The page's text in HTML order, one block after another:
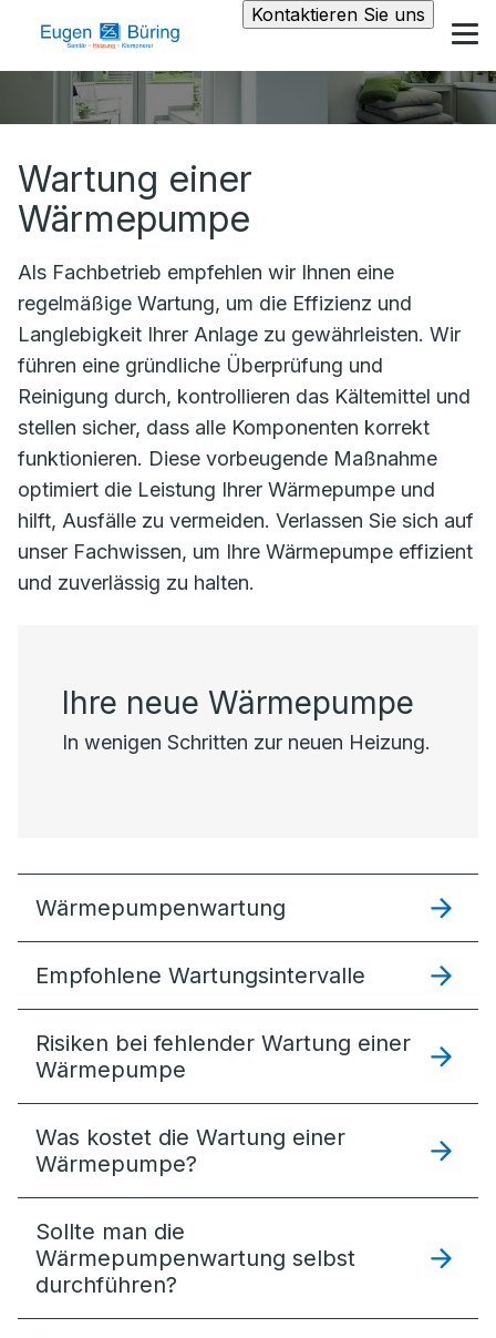
Kontaktieren Sie uns
Wartung einer
Wärmepumpe
Als Fachbetrieb empfehlen wir Ihnen eine
regelmäßige Wartung, um die Effizienz und
Langlebigkeit Ihrer Anlage zu gewährleisten. Wir
führen eine gründliche Überprüfung und
Reinigung durch, kontrollieren das Kältemittel und
stellen sicher, dass alle Komponenten korrekt
funktionieren. Diese vorbeugende Maßnahme
optimiert die Leistung Ihrer Wärmepumpe und
hilft, Ausfälle zu vermeiden. Verlassen Sie sich auf
unser Fachwissen, um Ihre Wärmepumpe effizient
und zuverlässig zu halten.
Ihre neue Wärmepumpe
In wenigen Schritten zur neuen Heizung.
Wärmepumpenwartung
Empfohlene Wartungsintervalle
Risiken bei fehlender Wartung einer
Wärmepumpe
Was kostet die Wartung einer
Wärmepumpe?
Sollte man die
Wärmepumpenwartung selbst
durchführen?